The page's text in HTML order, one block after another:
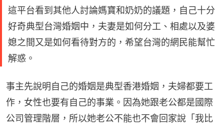
這平台看到其他人討論媽寶和奶奶的議題，自己十分
好奇典型台灣婚姻中，夫妻是如何分工、相處以及婆
媳之間又是如何看待對方的，希望台灣的網民能幫忙
解惑。
事主先說明自己的婚姻是典型香港婚姻，夫婦都要工
作，女性也要有自己的事業。因為她跟老公都是國際
公司管理階層，所以她老公不能也不會回家說「我比